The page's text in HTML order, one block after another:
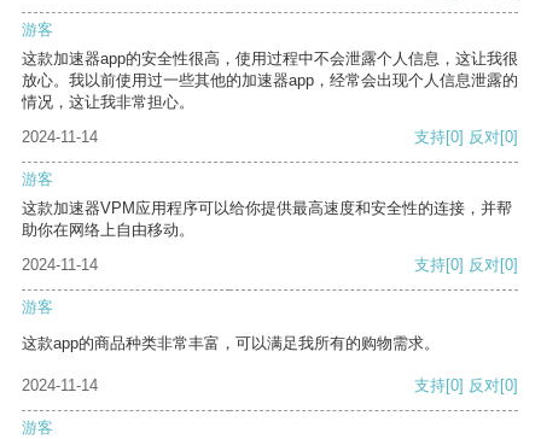
游客
这款加速器app的安全性很高，使用过程中不会泄露个人信息，这让我很
放心。我以前使用过一些其他的加速器app，经常会出现个人信息泄露的
情况，这让我非常担心。
2024-11-14
支持[0] 反对[0]
游客
这款加速器VPM应用程序可以给你提供最高速度和安全性的连接，并帮
助你在网络上自由移动。
2024-11-14
支持[0] 反对[0]
游客
这款app的商品种类非常丰富，可以满足我所有的购物需求。
2024-11-14 支持[0] 反对[0]
游客